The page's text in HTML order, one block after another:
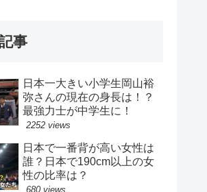
事
日本一大きい小学生岡山裕
弥さんの現在の身長は！？
最強力士が中学生に！
2252 views
日本で一番背が高い女性は
誰？日本で190cm以上の女
性の比率は？
680 views